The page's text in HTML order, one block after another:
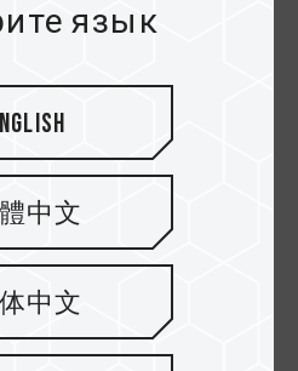
работы в течение
QVL также
настройках.
в список, обычно уже
тесты стабильности на
(например, XMP/EXPO) и
работу при
условиях высоких
работы, например в
язык
中文
中文